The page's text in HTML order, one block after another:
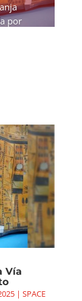
por
Vía
| SPACE